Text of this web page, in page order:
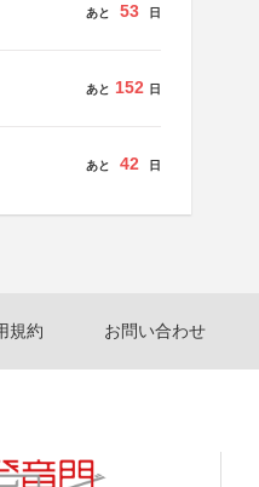
あと 53 日
あと 152 日
あと 42 日
規約 お問い合わせ